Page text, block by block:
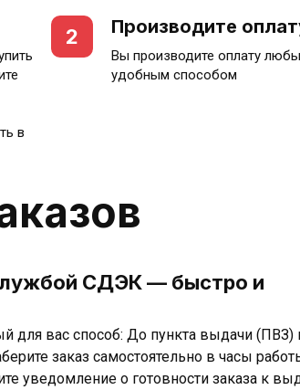
в
2 Производите
Вы производите оплату
удобным способом
СДЭК — быстро и
для вас способ: До пункта выдачи (ПВЗ)
заказ самостоятельно в часы
уведомление о готовности заказа к